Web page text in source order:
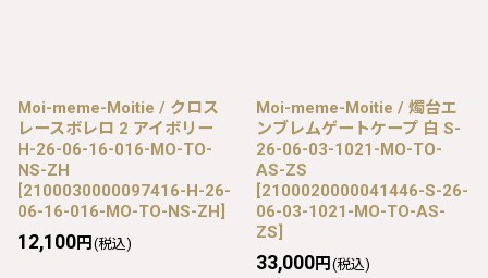
Moi-meme-Moitie / クロス
レースボレロ 2 アイボリー
H-26-06-16-016-MO-TO-
NS-ZH
[2100030000097416-H-26-
06-16-016-MO-TO-NS-ZH]
12,100円 (税込)
Moi-meme-Moitie / 燭台エ
ンブレムゲートケープ 白 S-
26-06-03-1021-MO-TO-
AS-ZS
[2100020000041446-S-26-
06-03-1021-MO-TO-AS-
ZS]
33,000円 (税込)